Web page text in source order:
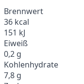
Brennwert
36 kcal
151 kJ
Eiweiß
0,2 g
Kohlenhydrate
7,8 g